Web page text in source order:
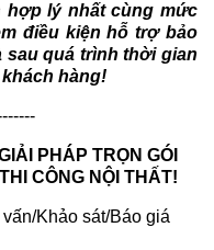
hợp lý nhất cùng mức
điều kiện hỗ trợ bảo
sau quá trình thời gian
hàng!
PHÁP TRỌN GÓI
CÔNG NỘI THẤT!
Khảo sát/Báo giá